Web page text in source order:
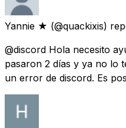
Yannie ★ (@quackixis)
@discord Hola necesito
pasaron 2 días y ya no lo
un error de discord. Es